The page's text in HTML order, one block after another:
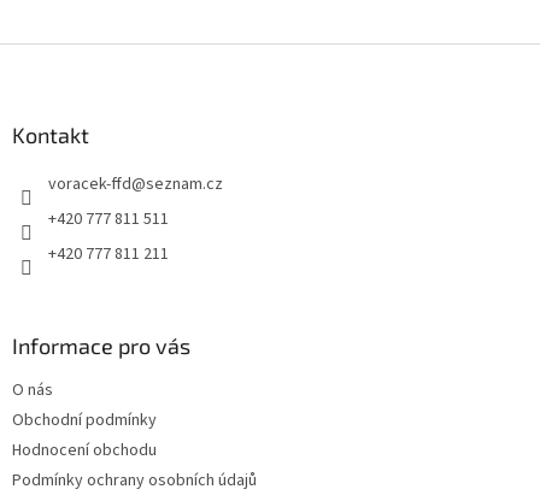
Kontakt
voracek-ffd@seznam.cz
+420 777 811 511
+420 777 811 211
Informace pro vás
O nás
Obchodní podmínky
Hodnocení obchodu
Podmínky ochrany osobních údajů